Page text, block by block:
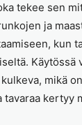
tekee sen
ja
kun
Käytössä
mikä
tavaraa kertyy